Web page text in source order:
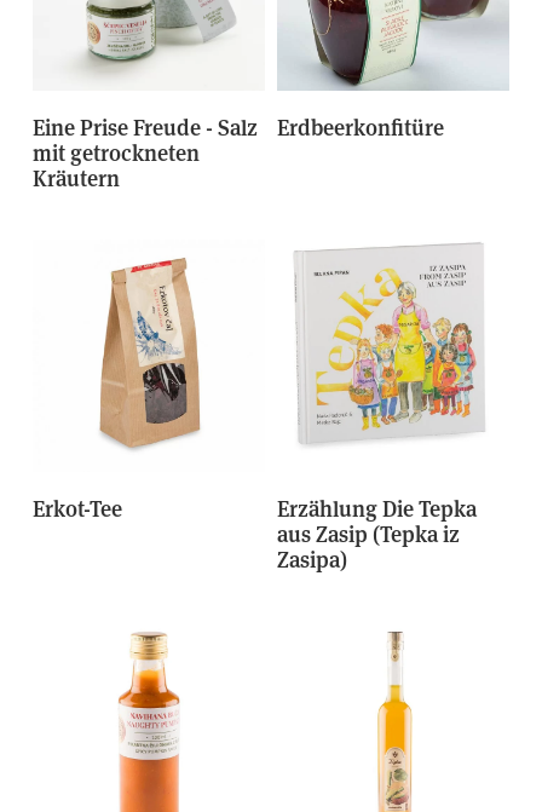
Eine Prise Freude - Salz
mit getrockneten
Kräutern
Erdbeerkonfitüre
Erkot-Tee
Erzählung Die Tepka
aus Zasip (Tepka iz
Zasipa)